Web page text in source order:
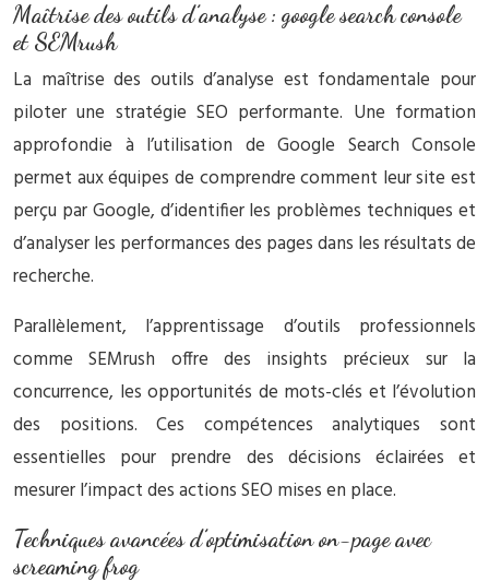
Maîtrise des outils d’analyse : google search console
et SEMrush
La maîtrise des outils d’analyse est fondamentale pour
piloter une stratégie SEO performante. Une formation
approfondie à l’utilisation de Google Search Console
permet aux équipes de comprendre comment leur site est
perçu par Google, d’identifier les problèmes techniques et
d’analyser les performances des pages dans les résultats de
recherche.
Parallèlement, l’apprentissage d’outils professionnels
comme SEMrush offre des insights précieux sur la
concurrence, les opportunités de mots-clés et l’évolution
des positions. Ces compétences analytiques sont
essentielles pour prendre des décisions éclairées et
mesurer l’impact des actions SEO mises en place.
Techniques avancées d’optimisation on-page avec
screaming frog